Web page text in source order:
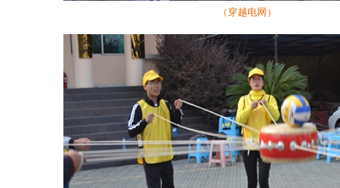
（穿越电网）